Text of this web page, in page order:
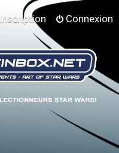
Connexion
Inscription